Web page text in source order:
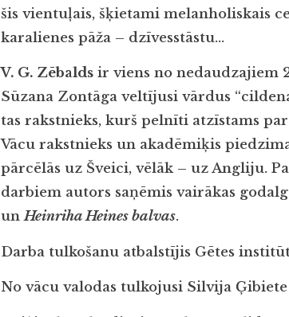
šis vientuļais, šķietami melanholiskais
karalienes pāža – dzīvesstāstu…
V. G. Zēbalds ir viens no nedaudzajiem
Sūzana Zontāga veltījusi vārdus
tas rakstnieks, kurš pelnīti atzīstams
Vācu rakstnieks un akadēmiķis
pārcēlās uz Šveici, vēlāk – uz Angliju.
darbiem autors saņēmis vairākas
unHeinriha Heines balvas.
Darba tulkošanu atbalstījis Gētes
No vācu valodas tulkojusi Silvija Ģibiete